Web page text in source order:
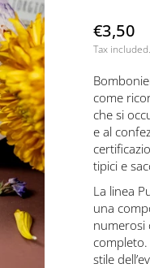
€3,50
Tax included.
come
che si
e al
tipici e
La linea
una
numerosi
completo.
stile